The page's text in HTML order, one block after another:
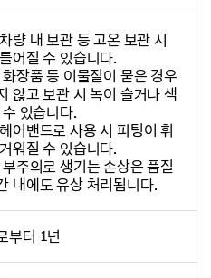
량 내 보관 등 고온 보관 시
어질 수 있습니다.
장품 등 이물질이 묻은 경우
않고 보관 시 녹이 슬거나 색
있습니다.
어밴드로 사용 시 피팅이 휘
워질 수 있습니다.
주의로 생기는 손상은 품질
내에도 유상 처리됩니다.
부터 1년